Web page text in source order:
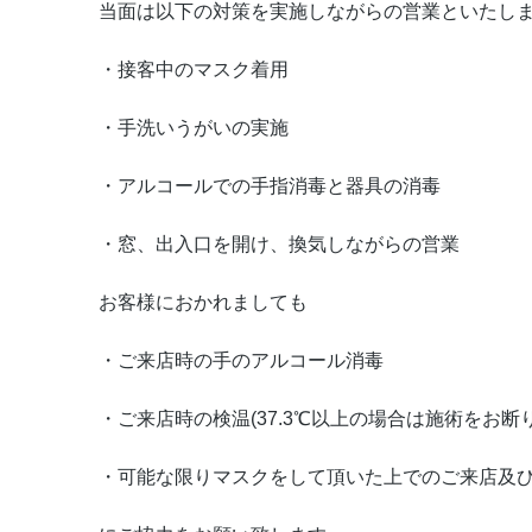
当面は以下の対策を実施しながらの営業といたしま
・接客中のマスク着用
・手洗いうがいの実施
・アルコールでの手指消毒と器具の消毒
・窓、出入口を開け、換気しながらの営業
お客様におかれましても
・ご来店時の手のアルコール消毒
・ご来店時の検温(37.3℃以上の場合は施術をお断
・可能な限りマスクをして頂いた上でのご来店及